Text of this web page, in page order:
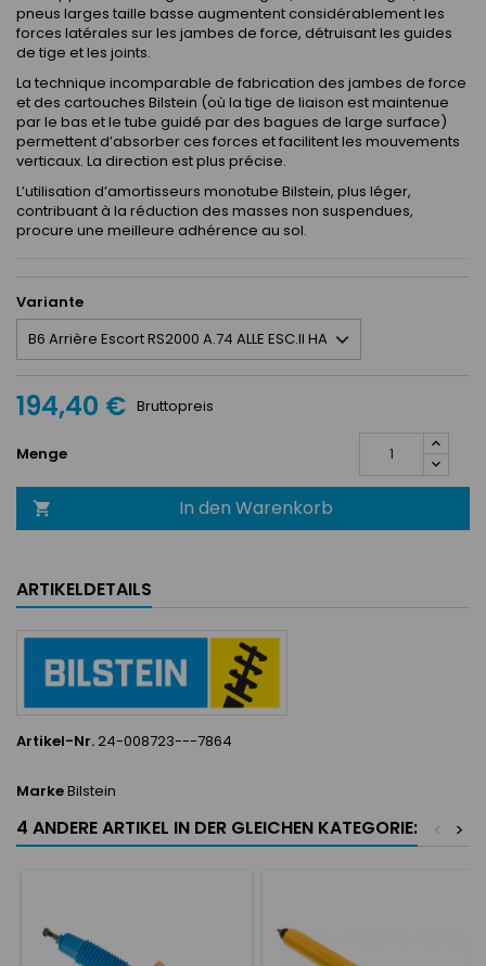
pneus larges taille basse augmentent considérablement les
forces latérales sur les jambes de force, détruisant les guides
de tige et les joints.
La technique incomparable de fabrication des jambes de force
et des cartouches Bilstein (où la tige de liaison est maintenue
par le bas et le tube guidé par des bagues de large surface)
permettent d’absorber ces forces et facilitent les mouvements
verticaux. La direction est plus précise.
L’utilisation d’amortisseurs monotube Bilstein, plus léger,
contribuant à la réduction des masses non suspendues,
procure une meilleure adhérence au sol.
Variante
194,40 € Bruttopreis
Menge
 In den Warenkorb
ARTIKELDETAILS
Artikel-Nr.24-008723---7864
MarkeBilstein
4 ANDERE ARTIKEL IN DER GLEICHEN KATEGORIE: >
<